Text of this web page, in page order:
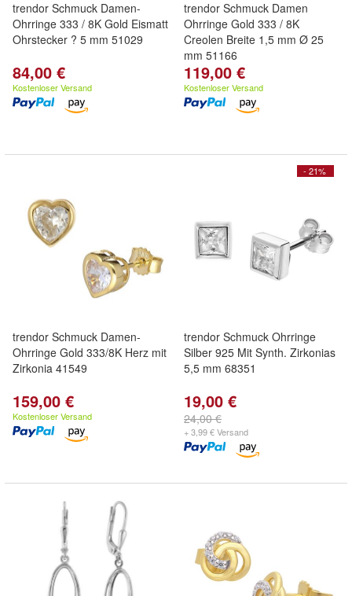
trendor Schmuck Damen-
Ohrringe 333 / 8K Gold Eismatt
Ohrstecker ? 5 mm 51029
84,00 €
Kostenloser Versand
trendor Schmuck Damen
Ohrringe Gold 333 / 8K
Creolen Breite 1,5 mm Ø 25
mm 51166
119,00 €
Kostenloser Versand
trendor Schmuck Damen-
Ohrringe Gold 333/8K Herz mit
Zirkonia 41549
159,00 €
Kostenloser Versand
- 21%
trendor Schmuck Ohrringe
Silber 925 Mit Synth. Zirkonias
5,5 mm 68351
19,00 €
24,00 €
+ 3,99 € Versand